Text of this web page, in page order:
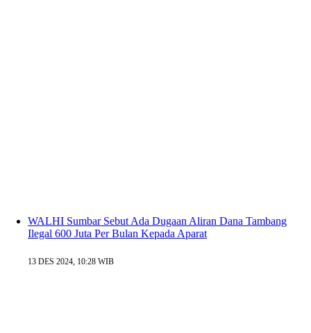
WALHI Sumbar Sebut Ada Dugaan Aliran Dana Tambang
Ilegal 600 Juta Per Bulan Kepada Aparat
13 DES 2024, 10:28 WIB